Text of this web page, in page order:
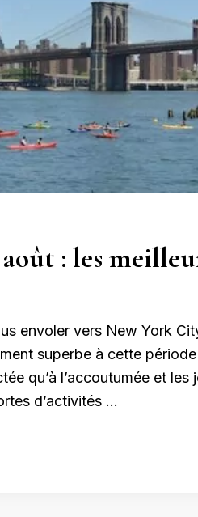
: les
envoler vers New York
superbe à cette période
qu’à l’accoutumée et les
d’activités …